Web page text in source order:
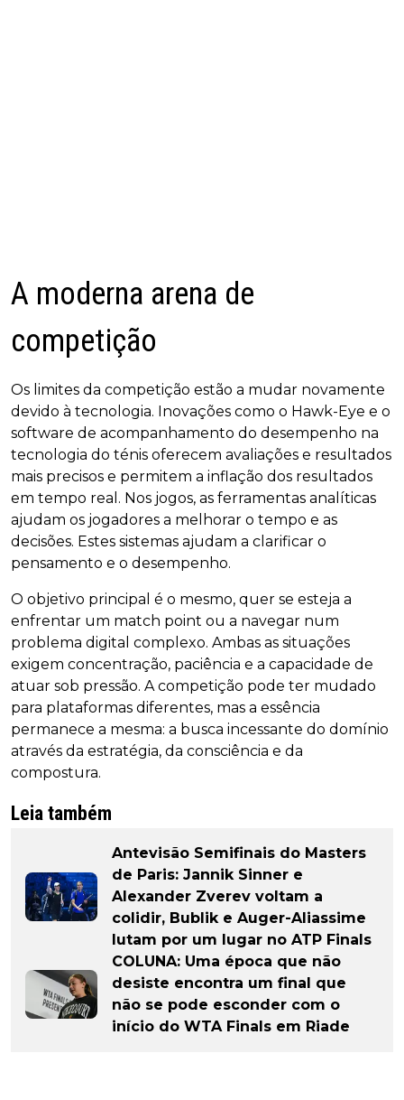
A moderna arena de
competição
Os limites da competição estão a mudar novamente
devido à tecnologia. Inovações como o Hawk-Eye e o
software de acompanhamento do desempenho na
tecnologia do ténis oferecem avaliações e resultados
mais precisos e permitem a inflação dos resultados
em tempo real. Nos jogos, as ferramentas analíticas
ajudam os jogadores a melhorar o tempo e as
decisões. Estes sistemas ajudam a clarificar o
pensamento e o desempenho.
O objetivo principal é o mesmo, quer se esteja a
enfrentar um match point ou a navegar num
problema digital complexo. Ambas as situações
exigem concentração, paciência e a capacidade de
atuar sob pressão. A competição pode ter mudado
para plataformas diferentes, mas a essência
permanece a mesma: a busca incessante do domínio
através da estratégia, da consciência e da
compostura.
Leia também
Antevisão Semifinais do Masters
de Paris: Jannik Sinner e
Alexander Zverev voltam a
colidir, Bublik e Auger-Aliassime
lutam por um lugar no ATP Finals
COLUNA: Uma época que não
desiste encontra um final que
não se pode esconder com o
início do WTA Finals em Riade